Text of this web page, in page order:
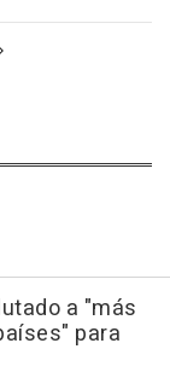
a "más
para